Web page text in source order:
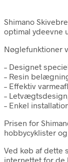
Shimano
optimal ydeevne
Nøglefunktioner
– Designet
– Resin
– Effektiv
–
– Enkel
Prisen for
hobbycyklister
Ved køb af dette
internettet for de